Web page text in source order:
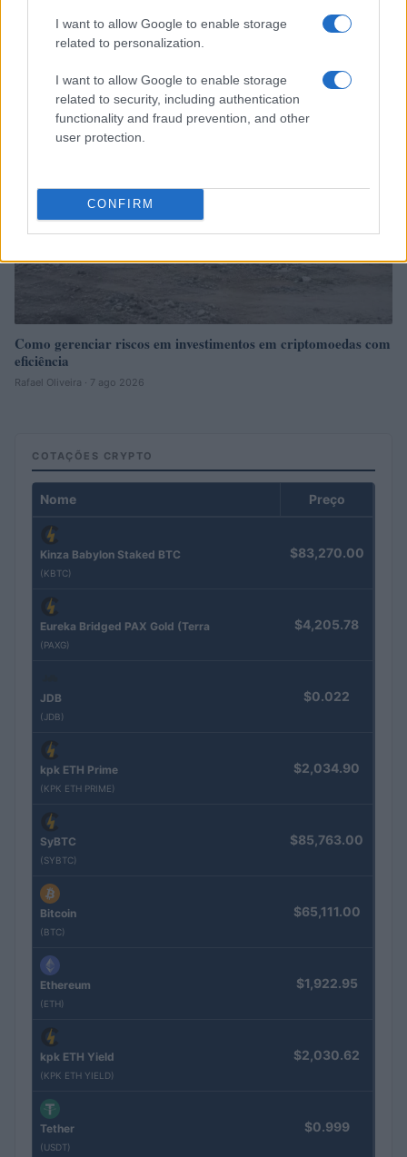
I want to allow Google to enable storage
related to personalization.
I want to allow Google to enable storage
related to security, including authentication
functionality and fraud prevention, and other
user protection.
CONFIRM
SpaceX Aumenta Gastos com IA: O Que Isso Significa para o
Mercado
Beatriz Almeida · 7 ago 2026
MOEDAS CRIPTOGRÁFICAS
Como gerenciar riscos em investimentos em criptomoedas com
eficiência
Rafael Oliveira · 7 ago 2026
COTAÇÕES CRYPTO
Nome Preço
Kinza Babylon Staked BTC
(KBTC)
$83,270.00
Eureka Bridged PAX Gold (Terra
(PAXG)
$4,205.78
JDB
(JDB)
$0.022
kpk ETH Prime
(KPK ETH PRIME)
$2,034.90
SyBTC
(SYBTC)
$85,763.00
Bitcoin
(BTC)
$65,111.00
Ethereum
(ETH)
$1,922.95
kpk ETH Yield
(KPK ETH YIELD)
$2,030.62
Tether
(USDT)
$0.999